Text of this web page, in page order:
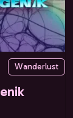
Wanderlust